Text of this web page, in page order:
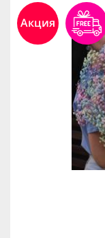
Акция